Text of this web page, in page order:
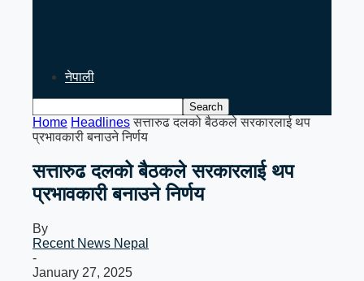
नेपाली
Home Headlines सत्तारुढ दलको बैठकले सरकारलाई थप
प्रभावकारी बनाउने निर्णय
सत्तारुढ दलको बैठकले सरकारलाई थप
प्रभावकारी बनाउने निर्णय
By
Recent News Nepal
-
January 27, 2025